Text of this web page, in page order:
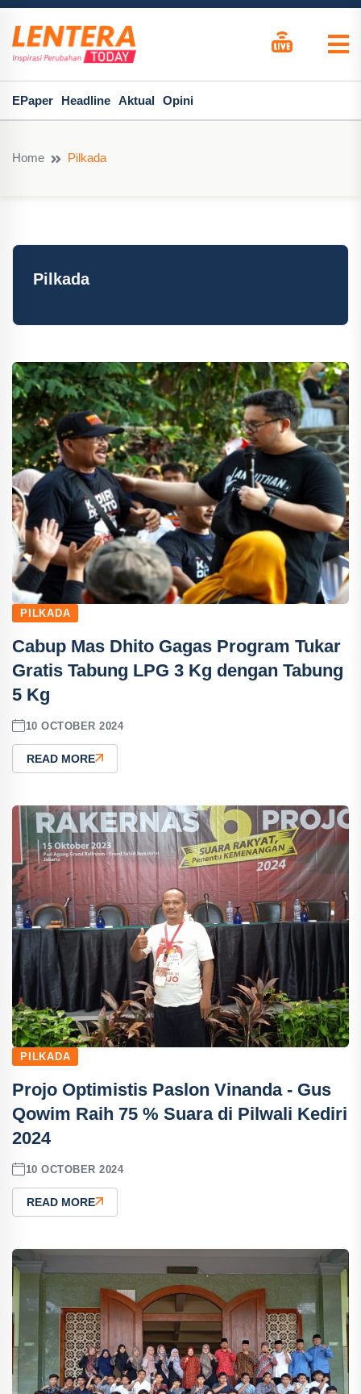
EPaper Headline Aktual Opini
Home Pilkada
Pilkada
PILKADA
Cabup Mas Dhito Gagas Program Tukar
Gratis Tabung LPG 3 Kg dengan Tabung
5 Kg
10 OCTOBER 2024
READ MORE
PILKADA
Projo Optimistis Paslon Vinanda - Gus
Qowim Raih 75 % Suara di Pilwali Kediri
2024
10 OCTOBER 2024
READ MORE